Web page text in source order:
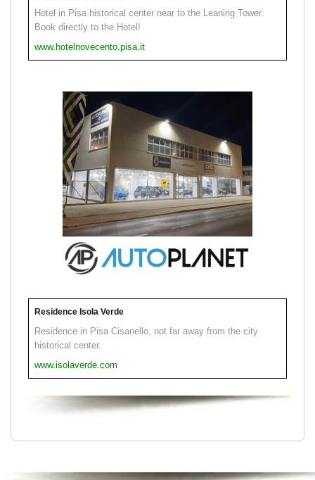
Hotel in Pisa historical center near to the Leaning Tower.
Book directly to the Hotel!
www.hotelnovecento.pisa.it
Residence Isola Verde
Residence in Pisa Cisanello, not far away from the city
historical center.
www.isolaverde.com